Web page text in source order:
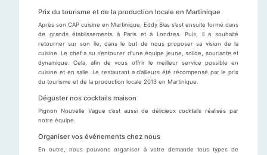
Prix du tourisme et de la production locale en Martinique
Après son CAP cuisine en Martinique, Eddy Bias s’est ensuite formé dans
de grands établissements à Paris et à Londres. Puis, il a souhaité
retourner sur son île, dans le but de nous proposer sa vision de la
cuisine. Le chef a su s’entourer d’une équipe jeune, solide, souriante et
dynamique. Cela, afin de vous offrir le meilleur service possible en
cuisine et en salle. Le restaurant a d’ailleurs été récompensé par le prix
du tourisme et de la production locale 2013 en Martinique.
Déguster nos cocktails maison
Pignon Nouvelle Vague c’est aussi de délicieux cocktails réalisés par
notre équipe.
Organiser vos événements chez nous
En outre, nous pouvons organiser à votre demande tous types de